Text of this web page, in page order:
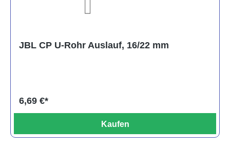
JBL CP U-Rohr Auslauf, 16/22 mm
6,69 €*
Kaufen